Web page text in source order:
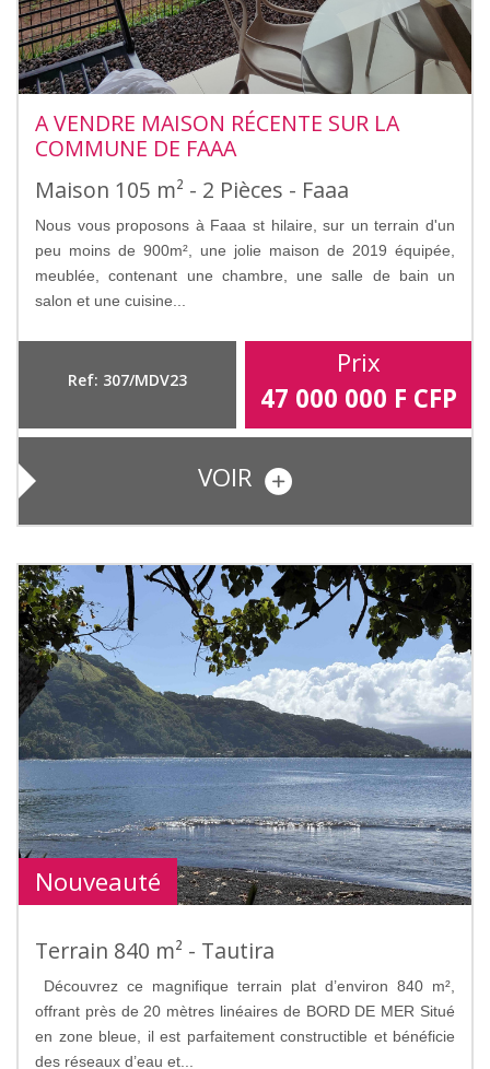
A VENDRE MAISON RÉCENTE SUR LA
COMMUNE DE FAAA
Maison 105 m² - 2 Pièces - Faaa
Nous vous proposons à Faaa st hilaire, sur un terrain d'un
peu moins de 900m², une jolie maison de 2019 équipée,
meublée, contenant une chambre, une salle de bain un
salon et une cuisine...
Ref: 307/MDV23
Prix
47 000 000 F CFP
VOIR
Nouveauté
Terrain 840 m² - Tautira
Découvrez ce magnifique terrain plat d’environ 840 m²,
offrant près de 20 mètres linéaires de BORD DE MER Situé
en zone bleue, il est parfaitement constructible et bénéficie
des réseaux d’eau et...